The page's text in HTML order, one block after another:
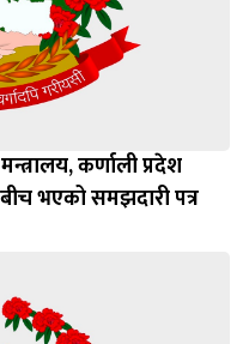
कर्णाली प्रदेश
भएको समझदारी पत्र